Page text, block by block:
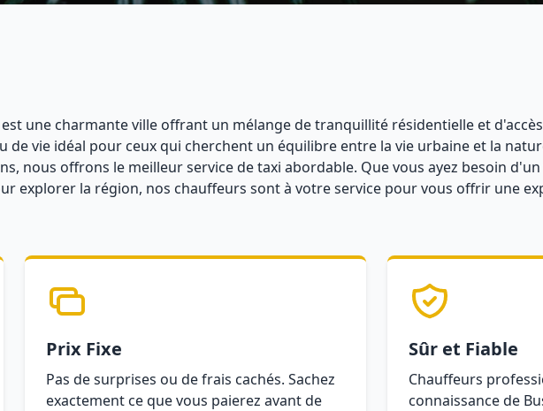
une charmante ville offrant un mélange de tranquillité résidentielle et
de vie idéal pour ceux qui cherchent un équilibre entre la vie urbaine et la
nous offrons le meilleur service de taxi abordable. Que vous ayez besoin
explorer la région, nos chauffeurs sont à votre service pour vous offrir une
Prix Fixe
Pas de surprises ou de frais cachés. Sachez
exactement ce que vous paierez avant de
Sûr et Fiable
Chauffeurs
connaissance de